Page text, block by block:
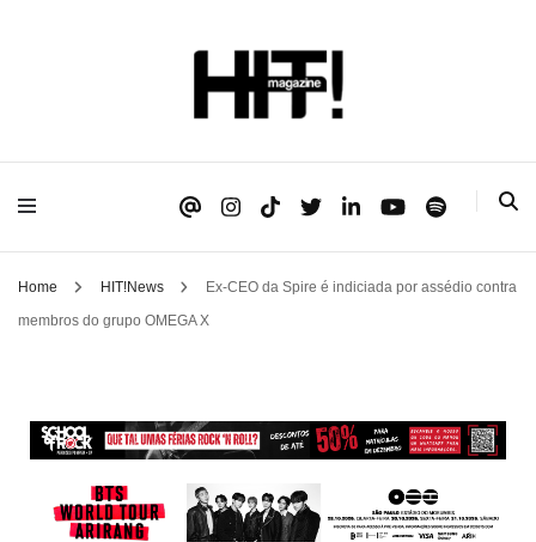
HIT!Magazine
Home HIT!News
Ex-CEO da Spire é indiciada por assédio contra
membros do grupo OMEGA X